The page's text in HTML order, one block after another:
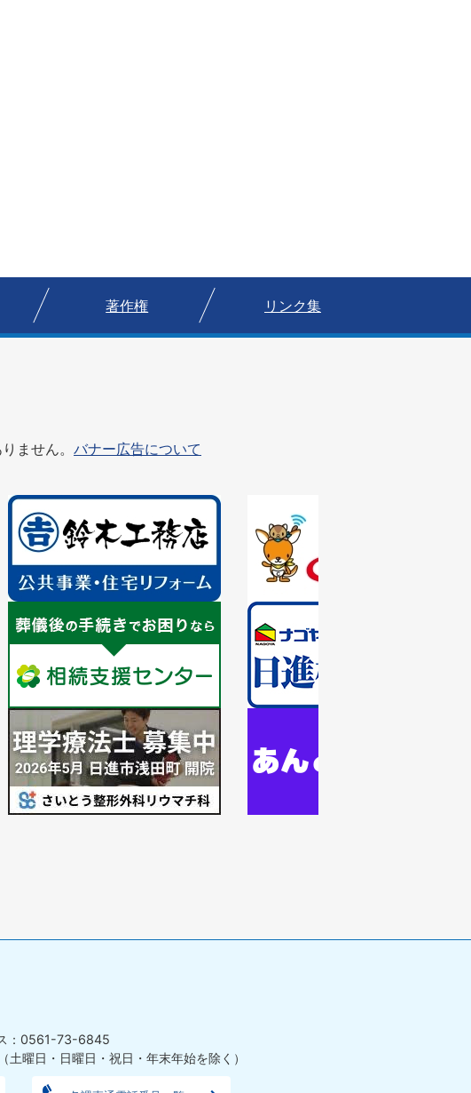
著作権 リンク集
ません。 バナー広告について
1
枚
目
の
ス
イ
枚
目
ラ
イ
ド
枚
の
ラ
イ
ド
1
枚
目
の
ス
ド
1
枚
目
の
ス
目
：0561-73-6845
（土曜日・日曜日・祝日・年末年始を除く）